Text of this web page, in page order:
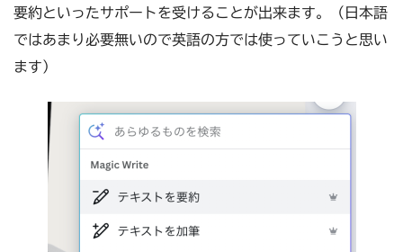
要約といったサポートを受けることが出来ます。（日本語
ではあまり必要無いので英語の方では使っていこうと思い
ます）